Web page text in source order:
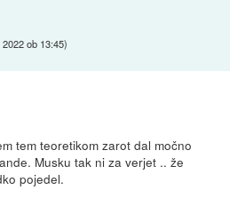
2022 ob 13:45)
tem teoretikom zarot dal močno
Musku tak ni za verjet .. že
pojedel.